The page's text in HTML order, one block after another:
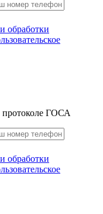
обработки
протоколе ГОСА
обработки